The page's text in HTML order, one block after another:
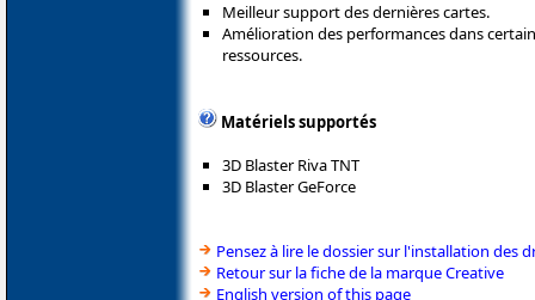
Meilleur support des dernières cartes.
Amélioration des performances dans
ressources.
Matériels supportés
3D Blaster Riva TNT
3D Blaster GeForce
Pensez à lire le dossier sur l'installation des
Retour sur la fiche de la marque Creative
English version of this page